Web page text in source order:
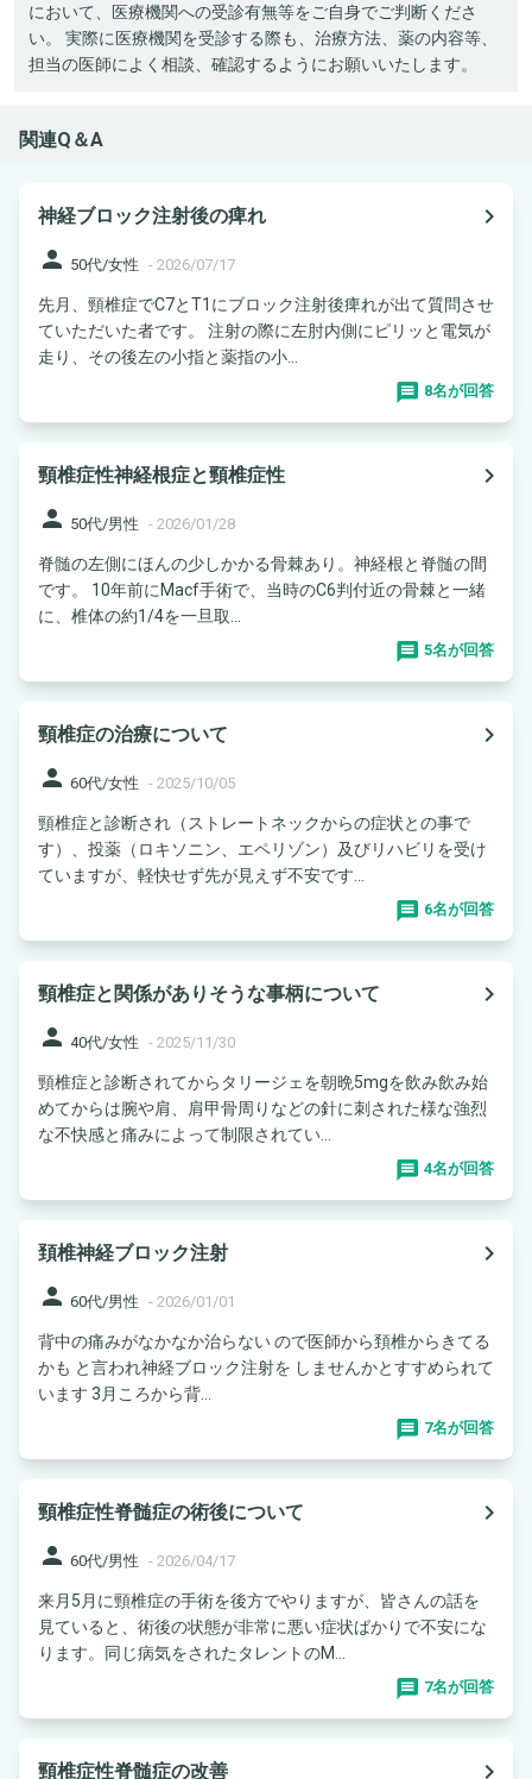
において、医療機関への受診有無等をご自身でご判断くださ
い。 実際に医療機関を受診する際も、治療方法、薬の内容等、
担当の医師によく相談、確認するようにお願いいたします。
関連Q＆A
神経ブロック注射後の痺れ
navigate_next
person 50代/女性 - 2026/07/17
先月、頸椎症でC7とT1にブロック注射後痺れが出て質問させ
ていただいた者です。 注射の際に左肘内側にピリッと電気が
走り、その後左の小指と薬指の小...
8名が回答
頸椎症性神経根症と頸椎症性
navigate_next
person 50代/男性 - 2026/01/28
脊髄の左側にほんの少しかかる骨棘あり。神経根と脊髄の間
です。 10年前にMacf手術で、当時のC6判付近の骨棘と一緒
に、椎体の約1/4を一旦取...
5名が回答
頸椎症の治療について
navigate_next
person 60代/女性 - 2025/10/05
頸椎症と診断され（ストレートネックからの症状との事で
す）、投薬（ロキソニン、エペリゾン）及びリハビリを受け
ていますが、軽快せず先が見えず不安です...
6名が回答
頸椎症と関係がありそうな事柄について
navigate_next
person 40代/女性 - 2025/11/30
頸椎症と診断されてからタリージェを朝晩5mgを飲み飲み始
めてからは腕や肩、肩甲骨周りなどの針に刺された様な強烈
な不快感と痛みによって制限されてい...
4名が回答
頚椎神経ブロック注射
navigate_next
person 60代/男性 - 2026/01/01
背中の痛みがなかなか治らない ので医師から頚椎からきてる
かも と言われ神経ブロック注射を しませんかとすすめられて
います 3月ころから背...
7名が回答
頸椎症性脊髄症の術後について
navigate_next
person 60代/男性 - 2026/04/17
来月5月に頸椎症の手術を後方でやりますが、皆さんの話を
見ていると、術後の状態が非常に悪い症状ばかりで不安にな
ります。同じ病気をされたタレントのM...
7名が回答
頸椎症性脊髄症の改善 navigate_next